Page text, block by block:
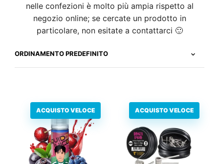
nelle confezioni è molto più ampia rispetto al
negozio online; se cercate un prodotto in
particolare, non esitate a contattarci 🙂
ACQUISTO VELOCE ACQUISTO VELOCE